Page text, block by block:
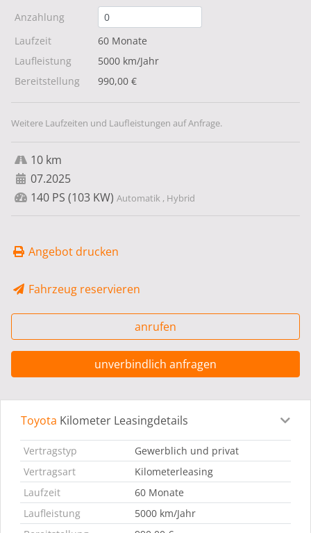
Anzahlung
Laufzeit
60 Monate
Laufleistung
5000 km/Jahr
Bereitstellung
990,00 €
Weitere Laufzeiten und Laufleistungen auf Anfrage.
10 km
07.2025
140 PS (103 KW) Automatik , Hybrid
Angebot drucken
Fahrzeug reservieren
anrufen
unverbindlich anfragen
Leasingdetails Fahrzeugdetails
Toyota Kilometer Leasingdetails
Vertragstyp
Gewerblich und privat
Vertragsart
Kilometerleasing
Laufzeit
60 Monate
Laufleistung
5000 km/Jahr